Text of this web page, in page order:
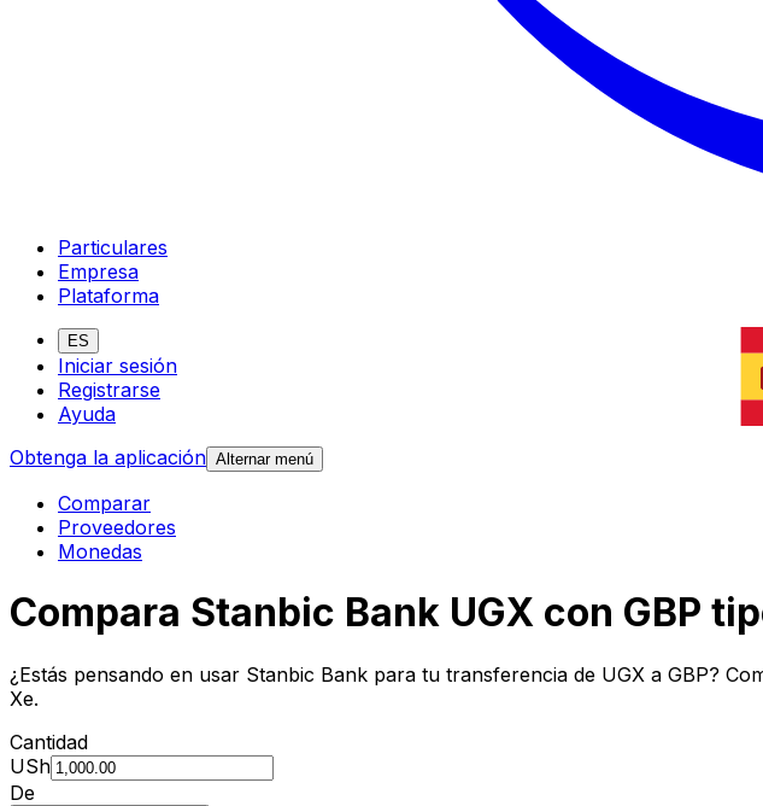
Particulares
Empresa
Plataforma
ES
Iniciar sesión
Registrarse
Ayuda
Obtenga la aplicación Alternar menú
Comparar
Proveedores
Monedas
Compara Stanbic Bank UGX con GBP
¿Estás pensando en usar Stanbic Bank para tu transferencia de UGX a GBP?
Xe.
Cantidad
USh
De